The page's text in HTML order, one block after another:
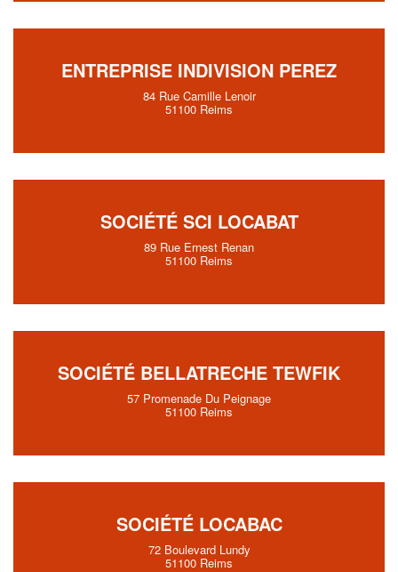
ENTREPRISE INDIVISION PEREZ
84 Rue Camille Lenoir
51100 Reims
SOCIÉTÉ SCI LOCABAT
89 Rue Ernest Renan
51100 Reims
SOCIÉTÉ BELLATRECHE TEWFIK
57 Promenade Du Peignage
51100 Reims
SOCIÉTÉ LOCABAC
72 Boulevard Lundy
51100 Reims